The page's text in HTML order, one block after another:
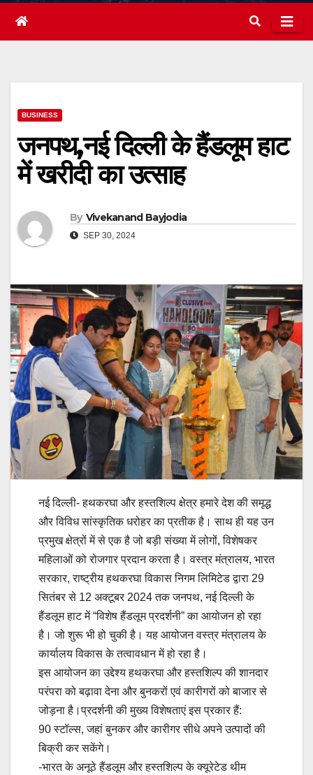
BUSINESS
जनपथ,नई दिल्ली के हैंडलूम हाट
में खरीदी का उत्साह
By Vivekanand Bayjodia
SEP 30, 2024
नई दिल्ली- हथकरघा और हस्तशिल्प क्षेत्र हमारे देश की समृद्ध
और विविध सांस्कृतिक धरोहर का प्रतीक है। साथ ही यह उन
प्रमुख क्षेत्रों में से एक है जो बड़ी संख्या में लोगों, विशेषकर
महिलाओं को रोजगार प्रदान करता है। वस्त्र मंत्रालय, भारत
सरकार, राष्ट्रीय हथकरघा विकास निगम लिमिटेड द्वारा 29
सितंबर से 12 अक्टूबर 2024 तक जनपथ, नई दिल्ली के
हैंडलूम हाट में “विशेष हैंडलूम प्रदर्शनी” का आयोजन हो रहा
है। जो शुरू भी हो चुकी है। यह आयोजन वस्त्र मंत्रालय के
कार्यालय विकास के तत्वावधान में हो रहा है।
इस आयोजन का उद्देश्य हथकरघा और हस्तशिल्प की शानदार
परंपरा को बढ़ावा देना और बुनकरों एवं कारीगरों को बाजार से
जोड़ना है।प्रदर्शनी की मुख्य विशेषताएं इस प्रकार हैं:
90 स्टॉल्स, जहां बुनकर और कारीगर सीधे अपने उत्पादों की
बिक्री कर सकेंगे।
-भारत के अनूठे हैंडलूम और हस्तशिल्प के क्यूरेटेड थीम